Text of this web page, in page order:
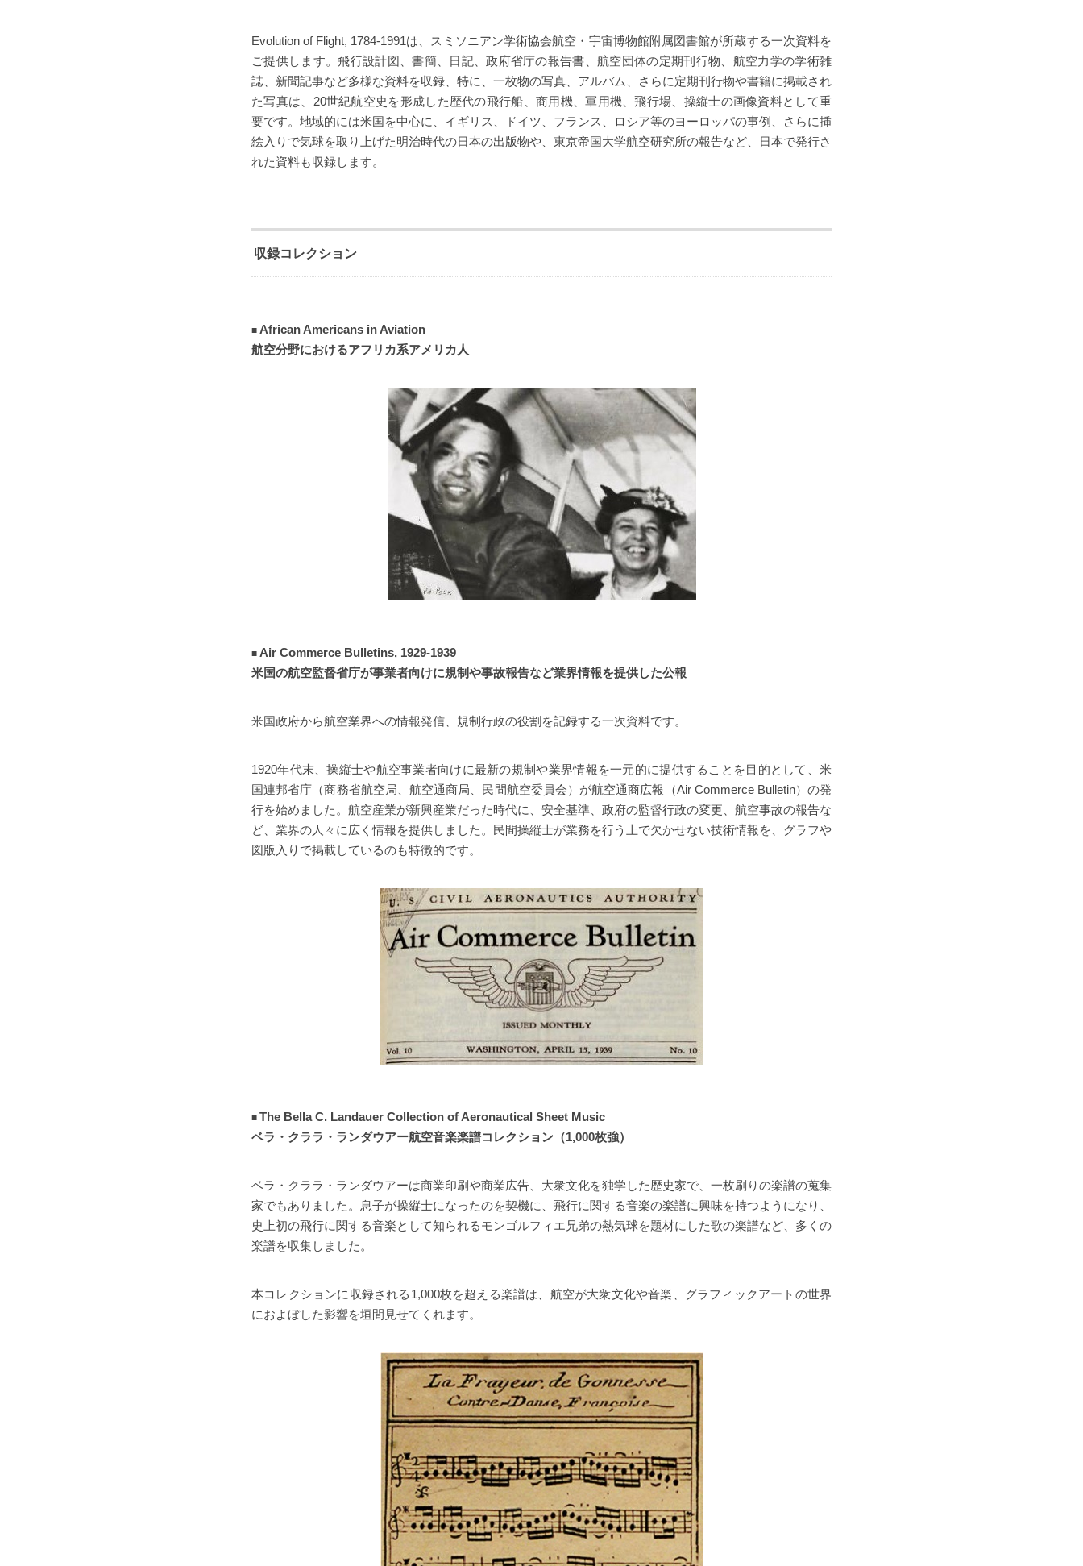
Evolution of Flight, 1784-1991は、スミソニアン学術協会航空・宇宙博物館附属図書館が所蔵する一次資料を
ご提供します。飛行設計図、書簡、日記、政府省庁の報告書、航空団体の定期刊行物、航空力学の学術雑
誌、新聞記事など多様な資料を収録、特に、一枚物の写真、アルバム、さらに定期刊行物や書籍に掲載され
た写真は、20世紀航空史を形成した歴代の飛行船、商用機、軍用機、飛行場、操縦士の画像資料として重
要です。地域的には米国を中心に、イギリス、ドイツ、フランス、ロシア等のヨーロッパの事例、さらに挿
絵入りで気球を取り上げた明治時代の日本の出版物や、東京帝国大学航空研究所の報告など、日本で発行さ
れた資料も収録します。
収録コレクション
African Americans in Aviation
航空分野におけるアフリカ系アメリカ人
Air Commerce Bulletins, 1929-1939
米国の航空監督省庁が事業者向けに規制や事故報告など業界情報を提供した公報
米国政府から航空業界への情報発信、規制行政の役割を記録する一次資料です。
1920年代末、操縦士や航空事業者向けに最新の規制や業界情報を一元的に提供することを目的として、米
国連邦省庁（商務省航空局、航空通商局、民間航空委員会）が航空通商広報（Air Commerce Bulletin）の発
行を始めました。航空産業が新興産業だった時代に、安全基準、政府の監督行政の変更、航空事故の報告な
ど、業界の人々に広く情報を提供しました。民間操縦士が業務を行う上で欠かせない技術情報を、グラフや
図版入りで掲載しているのも特徴的です。
The Bella C. Landauer Collection of Aeronautical Sheet Music
ベラ・クララ・ランダウアー航空音楽楽譜コレクション（1,000枚強）
ベラ・クララ・ランダウアーは商業印刷や商業広告、大衆文化を独学した歴史家で、一枚刷りの楽譜の蒐集
家でもありました。息子が操縦士になったのを契機に、飛行に関する音楽の楽譜に興味を持つようになり、
史上初の飛行に関する音楽として知られるモンゴルフィエ兄弟の熱気球を題材にした歌の楽譜など、多くの
楽譜を収集しました。
本コレクションに収録される1,000枚を超える楽譜は、航空が大衆文化や音楽、グラフィックアートの世界
におよぼした影響を垣間見せてくれます。